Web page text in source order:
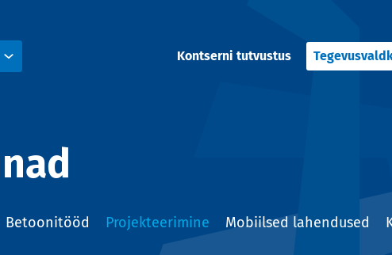
Kontserni tutvustus
Betoonitööd Projekteerimine Mobiilsed lahendused